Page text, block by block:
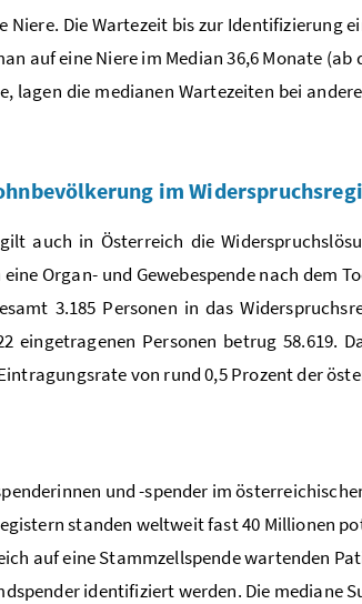
Niere. Die Wartezeit bis zur Identifizierung
auf eine Niere im Median 36,6 Monate (ab
lagen die medianen Wartezeiten bei
im
auch in Österreich die
Organ- und Gewebespende nach dem
3.185 Personen in das
eingetragenen Personen betrug 58.619.
von rund 0,5 Prozent der
und -spender im
standen weltweit fast 40 Millionen
auf eine Stammzellspende wartenden
identifiziert werden. Die mediane